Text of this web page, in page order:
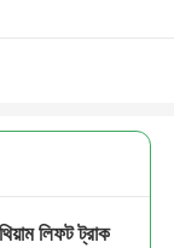
লিফট ট্রাক